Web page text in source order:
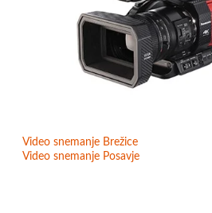
Video snemanje Brežice
Video snemanje Posavje